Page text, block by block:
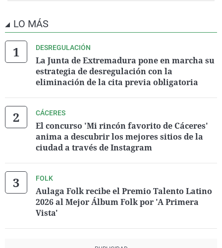
LO MÁS
DESREGULACIÓN
La Junta de Extremadura pone en marcha su
estrategia de desregulación con la
eliminación de la cita previa obligatoria
CÁCERES
El concurso 'Mi rincón favorito de Cáceres'
anima a descubrir los mejores sitios de la
ciudad a través de Instagram
FOLK
Aulaga Folk recibe el Premio Talento Latino
2026 al Mejor Álbum Folk por 'A Primera
Vista'